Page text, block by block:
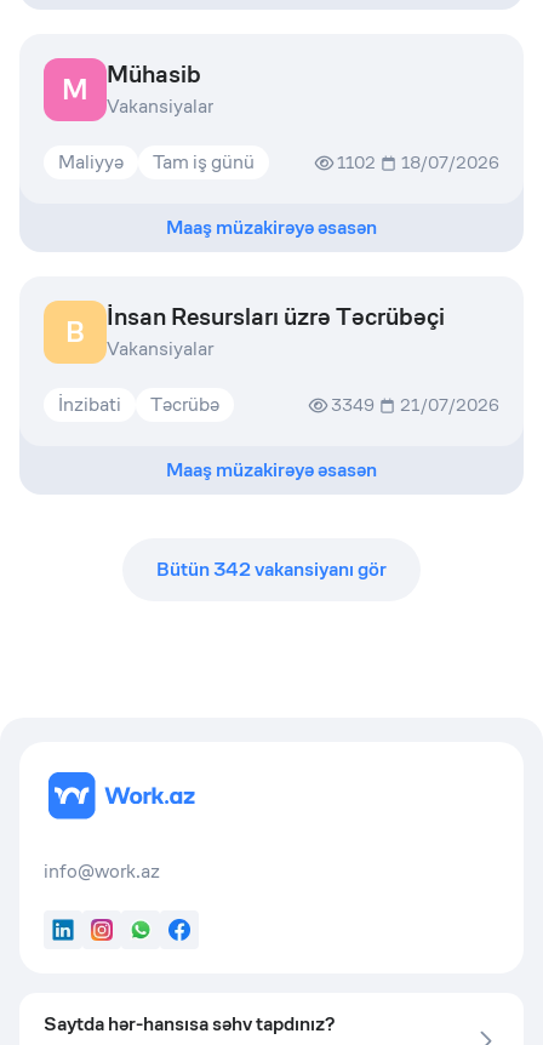
M Mühasib
Vakansiyalar
Maliyyə Tam iş günü 1102 18/07/2026
Maaş müzakirəyə əsasən
B İnsan Resursları üzrə Təcrübəçi
Vakansiyalar
İnzibati Təcrübə 3349 21/07/2026
Maaş müzakirəyə əsasən
Bütün342vakansiyanı gör
info@work.az
LinkedInInstagram
WhatsApp
Facebook
Saytda hər-hansısa səhv tapdınız?